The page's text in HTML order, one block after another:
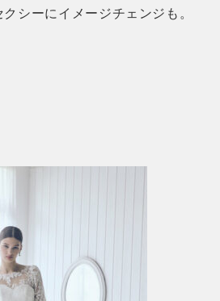
シーにイメージチェンジも。